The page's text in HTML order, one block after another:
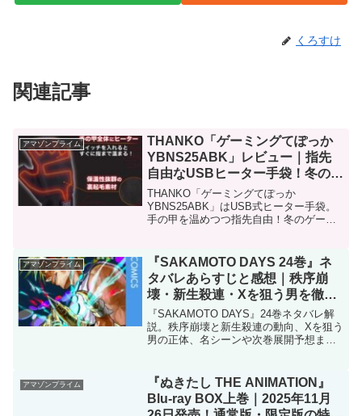
くろすけ
関連記事
アマゾンプライム
THANKO「ゲーミングてぽっか
YBNS25ABK」レビュー｜指先
自由なUSBヒーター手袋！冬の冷
え対策に最強ガジェット登場
THANKO「ゲーミングてぽっか
YBNS25ABK」はUSB式ヒーター手袋。
手の甲を温めつつ指先自由！冬のゲー
アマゾンプライム
『SAKAMOTO DAYS 24巻』ネ
タバレあらすじと感想｜秩序崩
壊・新生殺連・Xを狙う男を徹底
解説
『SAKAMOTO DAYS』24巻ネタバレ解
説。秩序崩壊と新生殺連の動向、Xを狙う
男の正体、名シーンや次巻展開予想まで
アマゾンプライム
『ぬきたし THE ANIMATION』
Blu-ray BOX上巻｜2025年11月